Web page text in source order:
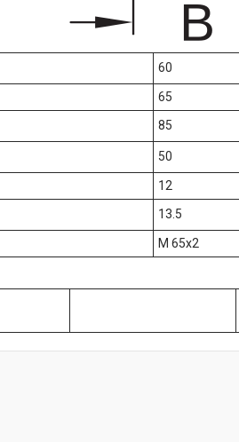
60
65
85
50
12
13.5
M 65x2